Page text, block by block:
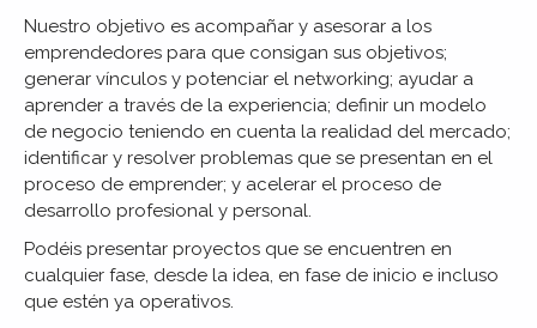
Nuestro objetivo es acompañar y asesorar a los
emprendedores para que consigan sus objetivos;
generar vínculos y potenciar el networking; ayudar a
aprender a través de la experiencia; definir un modelo
de negocio teniendo en cuenta la realidad del mercado;
identificar y resolver problemas que se presentan en el
proceso de emprender; y acelerar el proceso de
desarrollo profesional y personal.
Podéis presentar proyectos que se encuentren en
cualquier fase, desde la idea, en fase de inicio e incluso
que estén ya operativos.